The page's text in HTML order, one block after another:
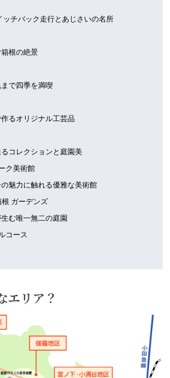
チバック走行とあじさいの名所
根の絶景
で四季を満喫
るオリジナル工芸品
コレクションと庭園美
ク美術館
魅力に触れる優雅な美術館
ガーデンズ
む唯一無二の庭園
コース
エリア？